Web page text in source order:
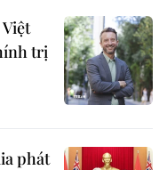
trị
phát